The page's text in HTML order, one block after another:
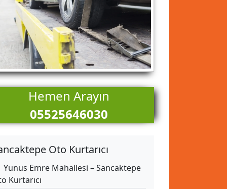
Hemen Arayın
05525646030
Oto Kurtarıcı
Yunus Emre Mahallesi – Sancaktepe
Kurtarıcı